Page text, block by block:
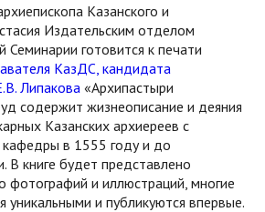
Казанского и
Издательским отделом
Семинарии готовится к печати
КазДС, кандидата
Липакова «Архипастыри
содержит жизнеописание и деяния
Казанских архиереев с
в 1555 году и до
В книге будет представлено
фотографий и иллюстраций, многие
уникальными и публикуются впервые.